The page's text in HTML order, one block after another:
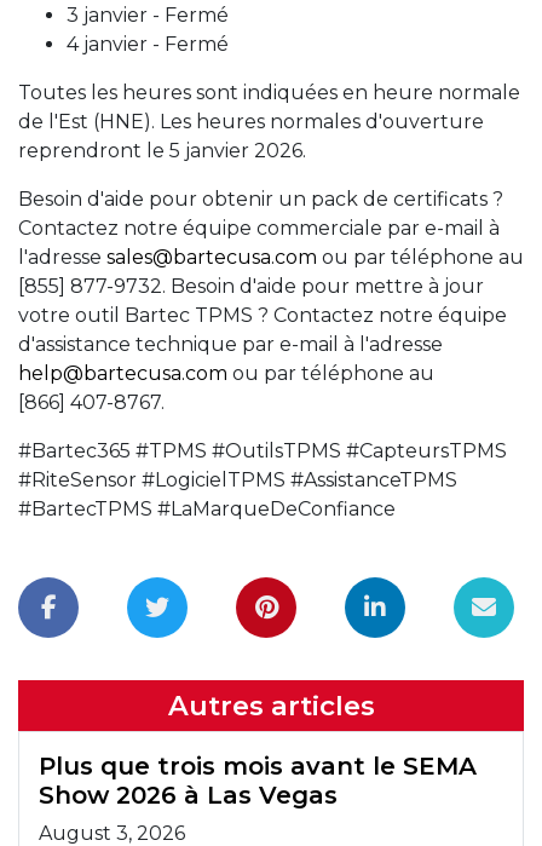
3 janvier - Fermé
4 janvier - Fermé
Toutes les heures sont indiquées en heure normale
de l'Est (HNE). Les heures normales d'ouverture
reprendront le 5 janvier 2026.
Besoin d'aide pour obtenir un pack de certificats ?
Contactez notre équipe commerciale par e-mail à
l'adresse sales@bartecusa.com ou par téléphone au
[855] 877-9732. Besoin d'aide pour mettre à jour
votre outil Bartec TPMS ? Contactez notre équipe
d'assistance technique par e-mail à l'adresse
help@bartecusa.com ou par téléphone au
[866] 407-8767.
#Bartec365 #TPMS #OutilsTPMS #CapteursTPMS
#RiteSensor #LogicielTPMS #AssistanceTPMS
#BartecTPMS #LaMarqueDeConfiance
Autres articles
Plus que trois mois avant le SEMA
Show 2026 à Las Vegas
August 3, 2026